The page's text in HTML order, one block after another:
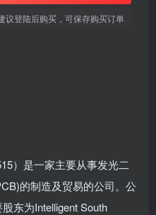
议登陆后购买，可保存购买订单
）是一家主要从事发光二
的制造及贸易的公司。公
东为Intelligent South